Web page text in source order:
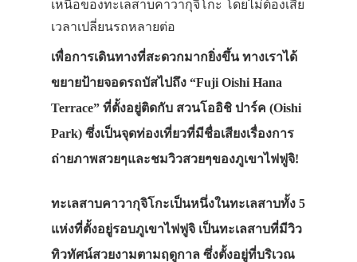
เหนือของทะเลสาบคาวากุจิโกะ โดยไม่ต้องเสีย
เวลาเปลี่ยนรถหลายต่อ
เพื่อการเดินทางที่สะดวกมากยิ่งขึ้น ทางเราได้
ขยายป้ายจอดรถบัสไปถึง “Fuji Oishi Hana
Terrace” ที่ตั้งอยู่ติดกับ สวนโออิชิ ปาร์ค (Oishi
Park) ซึ่งเป็นจุดท่องเที่ยวที่มีชื่อเสียงเรื่องการ
ถ่ายภาพสวยๆและชมวิวสวยๆของภูเขาไฟฟูจิ!
ทะเลสาบคาวากุจิโกะเป็นหนึ่งในทะเลสาบทั้ง 5
แห่งที่ตั้งอยู่รอบภูเขาไฟฟูจิ เป็นทะเลสาบที่มีวิว
ทิวทัศน์สวยงามตามฤดูกาล ซึ่งตั้งอยู่ที่บริเวณ